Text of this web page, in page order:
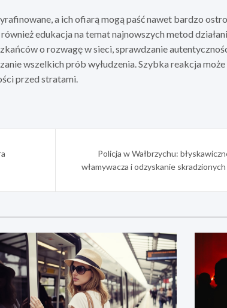
a ich ofiarą mogą paść nawet bardzo
edukacja na temat najnowszych metod
o rozwagę w sieci, sprawdzanie
wszelkich prób wyłudzenia. Szybka reakcja
przed stratami.
Policja w Wałbrzychu:
włamywacza i odzyskanie